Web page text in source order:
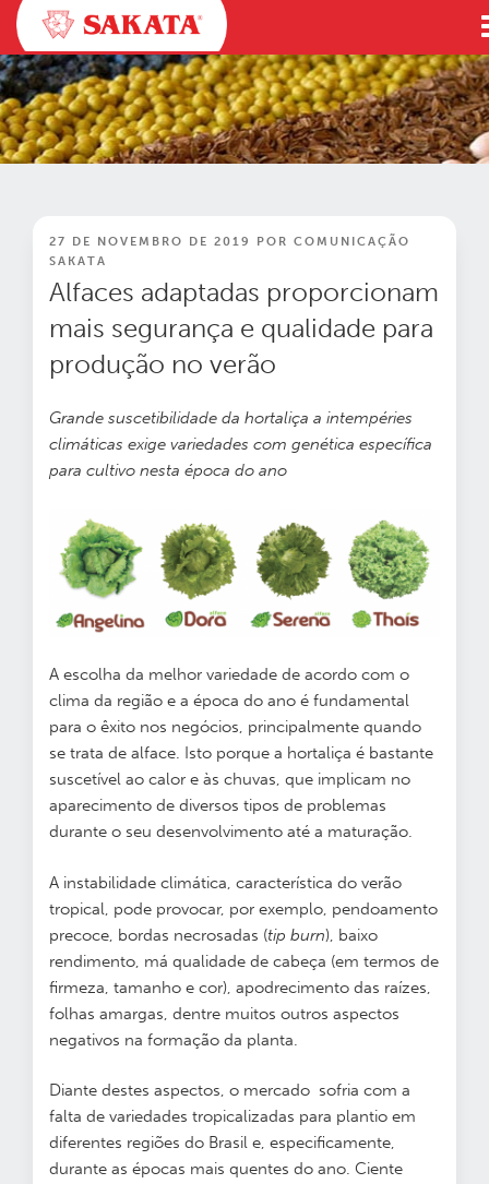
Pular
para
o
conteúdo
PUBLICADO
EM
27 DE NOVEMBRO DE 2019 POR COMUNICAÇÃO
SAKATA
Alfaces adaptadas proporcionam
mais segurança e qualidade para
produção no verão
Grande suscetibilidade da hortaliça a intempéries
climáticas exige variedades com genética específica
para cultivo nesta época do ano
A escolha da melhor variedade de acordo com o
clima da região e a época do ano é fundamental
para o êxito nos negócios, principalmente quando
se trata de alface. Isto porque a hortaliça é bastante
suscetível ao calor e às chuvas, que implicam no
aparecimento de diversos tipos de problemas
durante o seu desenvolvimento até a maturação.
A instabilidade climática, característica do verão
tropical, pode provocar, por exemplo, pendoamento
precoce, bordas necrosadas (tip burn), baixo
rendimento, má qualidade de cabeça (em termos de
firmeza, tamanho e cor), apodrecimento das raízes,
folhas amargas, dentre muitos outros aspectos
negativos na formação da planta.
Diante destes aspectos, o mercado sofria com a
falta de variedades tropicalizadas para plantio em
diferentes regiões do Brasil e, especificamente,
durante as épocas mais quentes do ano. Ciente